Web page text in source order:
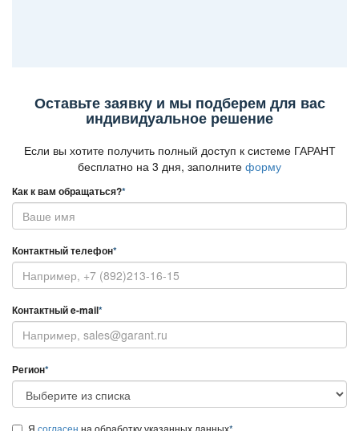
Оставьте заявку и мы подберем для вас
индивидуальное решение
Если вы хотите получить полный доступ к системе ГАРАНТ
есплатно на 3 дня, заполните форму
Как к вам обращаться?*
Контактный телефон*
Контактный e-mail*
Регион*
Я согласен на обработку указанных данных*